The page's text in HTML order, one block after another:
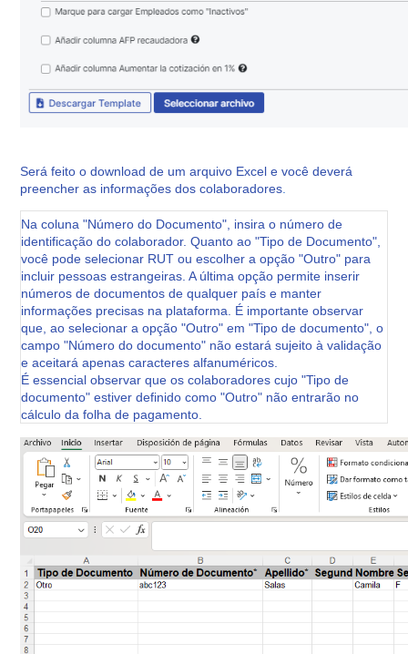
Será feito o download de um arquivo Excel e você deverá
preencher as informações dos colaboradores
Na coluna "Número do Documento", insira o número de
identificação do colaborador. Quanto ao "Tipo de Documento",
você pode selecionar RUT ou escolher a opção "Outro" para
incluir pessoas estrangeiras. A última opção permite inserir
números de documentos de qualquer país e manter
informações precisas na plataforma. É importante observar
que, ao selecionar a opção "Outro" em "Tipo de documento", o
campo "Número do documento" não estará sujeito à validação
e aceitará apenas caracteres alfanuméricos.
É essencial observar que os colaboradores cujo "Tipo de
documento" estiver definido como "Outro" não entrarão no
cálculo da folha de pagamento.